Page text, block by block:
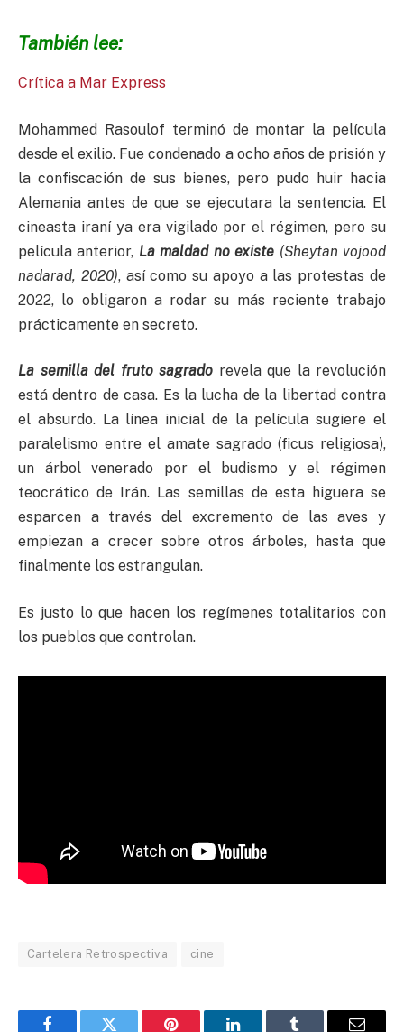
También lee:
Crítica a Mar Express
Mohammed Rasoulof terminó de montar la película
desde el exilio. Fue condenado a ocho años de prisión y
la confiscación de sus bienes, pero pudo huir hacia
Alemania antes de que se ejecutara la sentencia. El
cineasta iraní ya era vigilado por el régimen, pero su
película anterior, La maldad no existe (Sheytan vojood
nadarad, 2020), así como su apoyo a las protestas de
2022, lo obligaron a rodar su más reciente trabajo
prácticamente en secreto.
La semilla del fruto sagrado revela que la revolución
está dentro de casa. Es la lucha de la libertad contra
el absurdo. La línea inicial de la película sugiere el
paralelismo entre el amate sagrado (ficus religiosa),
un árbol venerado por el budismo y el régimen
teocrático de Irán. Las semillas de esta higuera se
esparcen a través del excremento de las aves y
empiezan a crecer sobre otros árboles, hasta que
finalmente los estrangulan.
Es justo lo que hacen los regímenes totalitarios con
los pueblos que controlan.
Cartelera Retrospectiva cine